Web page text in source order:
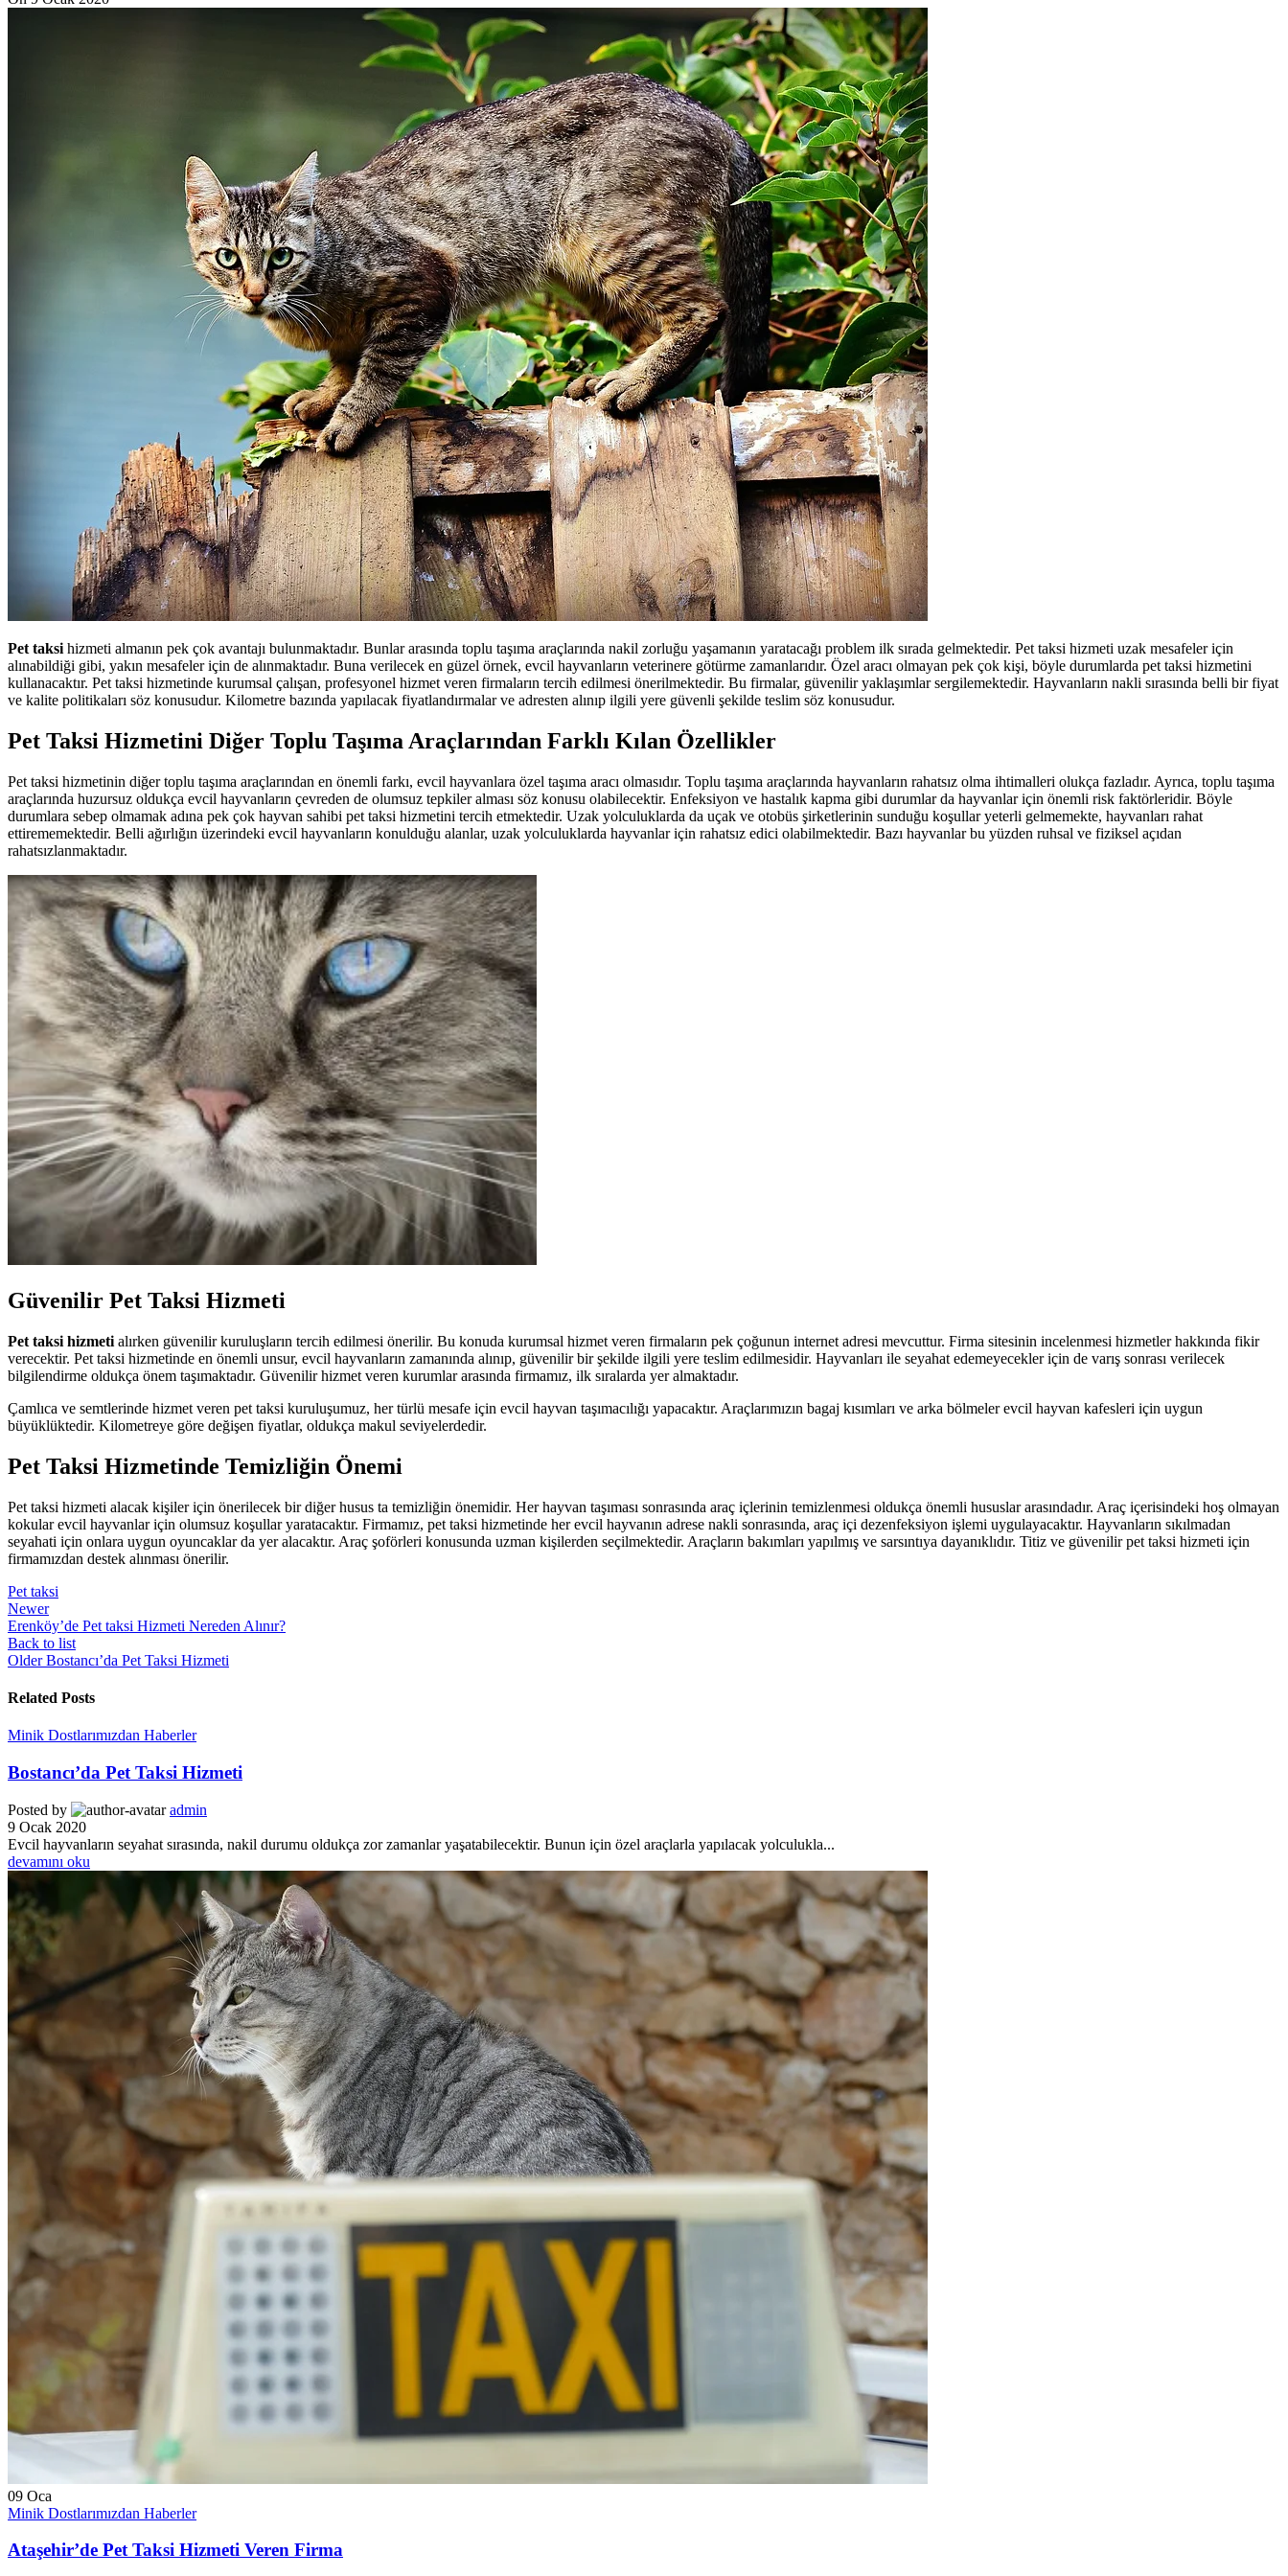
Pet taksi hizmeti almanın pek çok avantajı bulunmaktadır. Bunlar arasında toplu taşıma araçlarında nakil zorluğu yaşamanın yaratacağı problem ilk sırada gelmektedir. Pet taksi hizmeti uzak mesafeler için
alınabildiği gibi, yakın mesafeler için de alınmaktadır. Buna verilecek en güzel örnek, evcil hayvanların veterinere götürme zamanlarıdır. Özel aracı olmayan pek çok kişi, böyle durumlarda pet taksi hizmetini
kullanacaktır. Pet taksi hizmetinde kurumsal çalışan, profesyonel hizmet veren firmaların tercih edilmesi önerilmektedir. Bu firmalar, güvenilir yaklaşımlar sergilemektedir. Hayvanların nakli sırasında belli bir fiyat
ve kalite politikaları söz konusudur. Kilometre bazında yapılacak fiyatlandırmalar ve adresten alınıp ilgili yere güvenli şekilde teslim söz konusudur.
Pet Taksi Hizmetini Diğer Toplu Taşıma Araçlarından Farklı Kılan Özellikler
Pet taksi hizmetinin diğer toplu taşıma araçlarından en önemli farkı, evcil hayvanlara özel taşıma aracı olmasıdır. Toplu taşıma araçlarında hayvanların rahatsız olma ihtimalleri olukça fazladır. Ayrıca, toplu taşıma
araçlarında huzursuz oldukça evcil hayvanların çevreden de olumsuz tepkiler alması söz konusu olabilecektir. Enfeksiyon ve hastalık kapma gibi durumlar da hayvanlar için önemli risk faktörleridir. Böyle
durumlara sebep olmamak adına pek çok hayvan sahibi pet taksi hizmetini tercih etmektedir. Uzak yolculuklarda da uçak ve otobüs şirketlerinin sunduğu koşullar yeterli gelmemekte, hayvanları rahat
ettirememektedir. Belli ağırlığın üzerindeki evcil hayvanların konulduğu alanlar, uzak yolculuklarda hayvanlar için rahatsız edici olabilmektedir. Bazı hayvanlar bu yüzden ruhsal ve fiziksel açıdan
rahatsızlanmaktadır.
Güvenilir Pet Taksi Hizmeti
Pet taksi hizmeti alırken güvenilir kuruluşların tercih edilmesi önerilir. Bu konuda kurumsal hizmet veren firmaların pek çoğunun internet adresi mevcuttur. Firma sitesinin incelenmesi hizmetler hakkında fikir
verecektir. Pet taksi hizmetinde en önemli unsur, evcil hayvanların zamanında alınıp, güvenilir bir şekilde ilgili yere teslim edilmesidir. Hayvanları ile seyahat edemeyecekler için de varış sonrası verilecek
bilgilendirme oldukça önem taşımaktadır. Güvenilir hizmet veren kurumlar arasında firmamız, ilk sıralarda yer almaktadır.
Çamlıca ve semtlerinde hizmet veren pet taksi kuruluşumuz, her türlü mesafe için evcil hayvan taşımacılığı yapacaktır. Araçlarımızın bagaj kısımları ve arka bölmeler evcil hayvan kafesleri için uygun
büyüklüktedir. Kilometreye göre değişen fiyatlar, oldukça makul seviyelerdedir.
Pet Taksi Hizmetinde Temizliğin Önemi
Pet taksi hizmeti alacak kişiler için önerilecek bir diğer husus ta temizliğin önemidir. Her hayvan taşıması sonrasında araç içlerinin temizlenmesi oldukça önemli hususlar arasındadır. Araç içerisindeki hoş olmayan
kokular evcil hayvanlar için olumsuz koşullar yaratacaktır. Firmamız, pet taksi hizmetinde her evcil hayvanın adrese nakli sonrasında, araç içi dezenfeksiyon işlemi uygulayacaktır. Hayvanların sıkılmadan
seyahati için onlara uygun oyuncaklar da yer alacaktır. Araç şoförleri konusunda uzman kişilerden seçilmektedir. Araçların bakımları yapılmış ve sarsıntıya dayanıklıdır. Titiz ve güvenilir pet taksi hizmeti için
firmamızdan destek alınması önerilir.
Pet taksi
Newer
Erenköy’de Pet taksi Hizmeti Nereden Alınır?
Back to list
Older Bostancı’da Pet Taksi Hizmeti
Related Posts
Minik Dostlarımızdan Haberler
Bostancı’da Pet Taksi Hizmeti
Posted by
admin
9 Ocak 2020
Evcil hayvanların seyahat sırasında, nakil durumu oldukça zor zamanlar yaşatabilecektir. Bunun için özel araçlarla yapılacak yolculukla...
devamını oku
09 Oca
Minik Dostlarımızdan Haberler
Ataşehir’de Pet Taksi Hizmeti Veren Firma